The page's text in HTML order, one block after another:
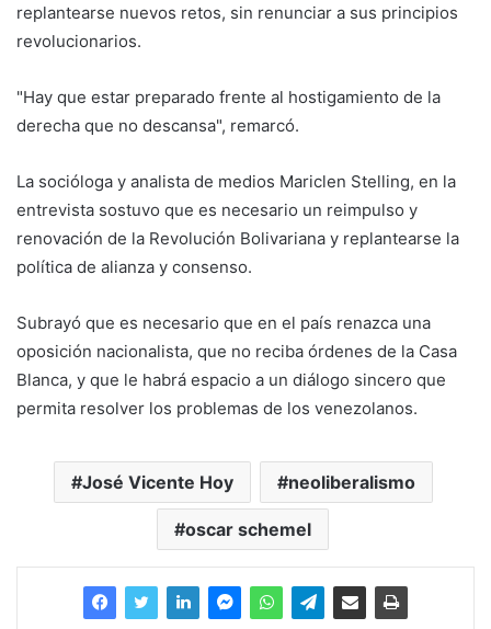
replantearse nuevos retos, sin renunciar a sus principios
revolucionarios.
"Hay que estar preparado frente al hostigamiento de la
derecha que no descansa", remarcó.
La socióloga y analista de medios Mariclen Stelling, en la
entrevista sostuvo que es necesario un reimpulso y
renovación de la Revolución Bolivariana y replantearse la
política de alianza y consenso.
Subrayó que es necesario que en el país renazca una
oposición nacionalista, que no reciba órdenes de la Casa
Blanca, y que le habrá espacio a un diálogo sincero que
permita resolver los problemas de los venezolanos.
José Vicente Hoy neoliberalismo
oscar schemel